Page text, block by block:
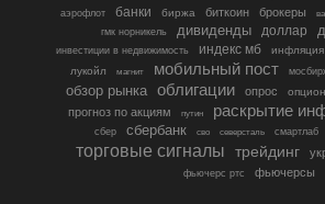
аэрофлот банки биржа биткоин брокеры
гмк норникель
дивиденды доллар
инвестиции в недвижимость индекс мб
инфляция
лукойл
магнит мобильный пост
обзор рынка облигации опрос
прогноз по акциям путин раскрытие
сбер сбербанк сво северсталь смартлаб
торговые сигналы трейдинг
фьючерс ртс фьючерсы